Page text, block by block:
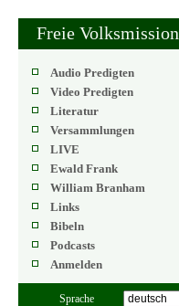
Freie Volksmission
Audio Predigten
Video Predigten
Literatur
Versammlungen
LIVE
Ewald Frank
William Branham
Links
Bibeln
Podcasts
Anmelden
Sprache